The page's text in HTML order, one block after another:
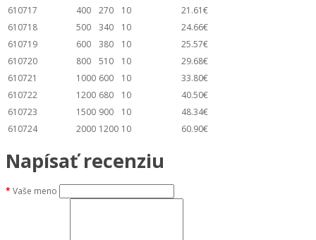
610717
400 270 10
21.61€
610718
500 340 10
24.66€
610719
600 380 10
25.57€
610720
800 510 10
29.68€
610721
1000 600 10
33.80€
610722
1200 680 10
40.50€
610723
1500 900 10
48.34€
610724
2000 1200 10 60.90€
Napísať recenziu
Vaše meno